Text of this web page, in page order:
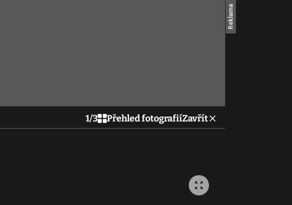
1/3 Přehled fotografiíZavřít